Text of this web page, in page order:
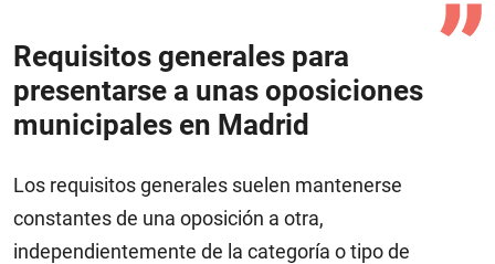
Requisitos generales para
presentarse a unas oposiciones
municipales en Madrid
Los requisitos generales suelen mantenerse
constantes de una oposición a otra,
independientemente de la categoría o tipo de